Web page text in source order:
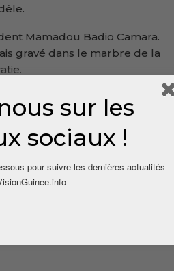
Mamadou Badio Camara.
gravé dans le marbre de la
sur les
sociaux !
pour suivre les dernières actualités